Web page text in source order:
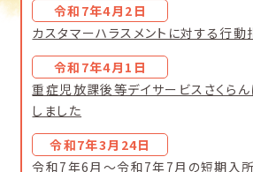
令和7年4月2日
カスタマーハラスメントに対する行
令和7年4月1日
重症児放課後等デイサービスさくら
しました
令和7年3月24日
令和7年6月～令和7年7月の短期入